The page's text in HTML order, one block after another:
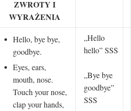
ZWROTY I
WYRAŻENIA
Hello, bye bye,
goodbye.
Eyes, ears,
mouth, nose.
Touch your nose,
clap your hands,
„Hello
hello” SSS
„Bye bye
goodbye”
SSS